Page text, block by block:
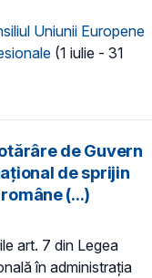
Uniunii Europene
(1 iulie - 31
de Guvern
de sprijin
(...)
art. 7 din Legea
în administraţia